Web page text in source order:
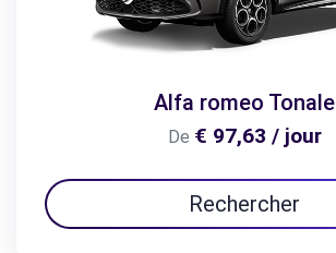
Alfa romeo Tonale
De € 97,63 / jour
Rechercher